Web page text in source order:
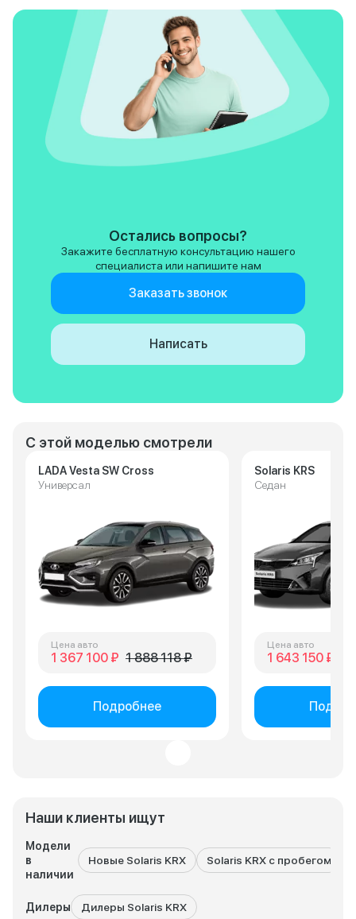
Наши клиенты ищут
Модели
в
наличии
Новые Solaris KRX Solaris KRX с пробегом
Дилеры Дилеры Solaris KRX
С этой моделью смотрели
LADA Vesta SW Cross
Универсал
Цена авто
1 367 100 ₽ 1 888 118 ₽
Подробнее
Solaris KRS
Седан
Цена авто
1 643 150 ₽
Остались вопросы?
Закажите бесплатную консультацию нашего
специалиста или напишите нам
Заказать звонок
Написать